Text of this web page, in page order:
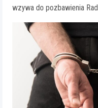
wzywa do pozbawienia